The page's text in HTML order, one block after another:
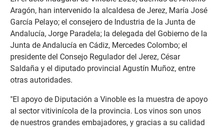
Aragón, han intervenido la alcaldesa de Jerez, María José
García Pelayo; el consejero de Industria de la Junta de
Andalucía, Jorge Paradela; la delegada del Gobierno de la
Junta de Andalucía en Cádiz, Mercedes Colombo; el
presidente del Consejo Regulador del Jerez, César
Saldaña y el diputado provincial Agustín Muñoz, entre
otras autoridades.
"El apoyo de Diputación a Vinoble es la muestra de apoyo
al sector vitivinícola de la provincia. Los vinos son unos
de nuestros grandes embajadores, y gracias a su calidad